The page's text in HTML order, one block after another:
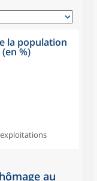
la population
%)
exploitations
au